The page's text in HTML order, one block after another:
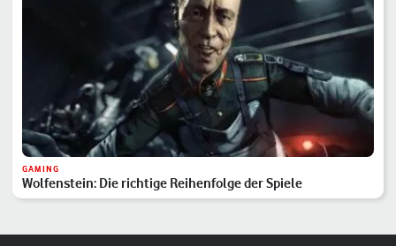
GAMING
Wolfenstein: Die richtige Reihenfolge der Spiele